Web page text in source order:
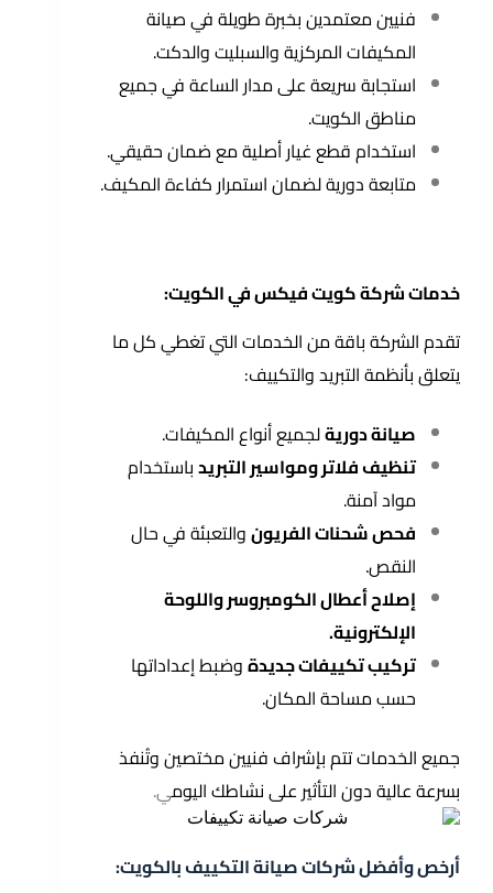
فنيين معتمدين بخبرة طويلة في صيانة
المكيفات المركزية والسبليت والدكت.
استجابة سريعة على مدار الساعة في جميع
مناطق الكويت.
استخدام قطع غيار أصلية مع ضمان حقيقي.
متابعة دورية لضمان استمرار كفاءة المكيف.
خدمات شركة كويت فيكس في الكويت:
تقدم الشركة باقة من الخدمات التي تغطي كل ما
يتعلق بأنظمة التبريد والتكييف:
صيانة دوريةلجميع أنواع المكيفات.
تنظيف فلاتر ومواسير التبريدباستخدام
مواد آمنة.
فحص شحنات الفريونوالتعبئة في حال
النقص.
إصلاح أعطال الكومبروسر واللوحة
الإلكترونية.
تركيب تكييفات جديدةوضبط إعداداتها
حسب مساحة المكان.
جميع الخدمات تتم بإشراف فنيين مختصين وتُنفذ
بسرعة عالية دون التأثير على نشاطك اليومي.
أرخص وأفضل شركات صيانة التكييف بالكويت: